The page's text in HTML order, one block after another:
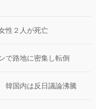
性２人が死亡
路地に密集し転倒
韓国内は反日議論沸騰